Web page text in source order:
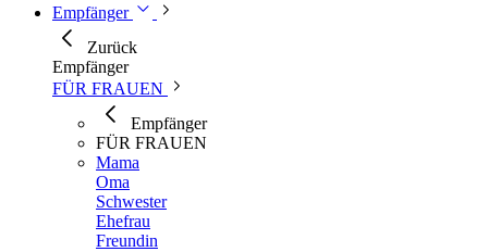
Empfänger
Zurück
Empfänger
FÜR FRAUEN
Empfänger
FÜR FRAUEN
Mama
Oma
Schwester
Ehefrau
Freundin